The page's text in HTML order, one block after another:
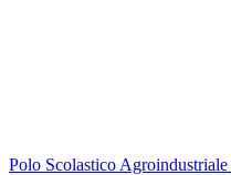
Polo Scolastico Agroindustriale